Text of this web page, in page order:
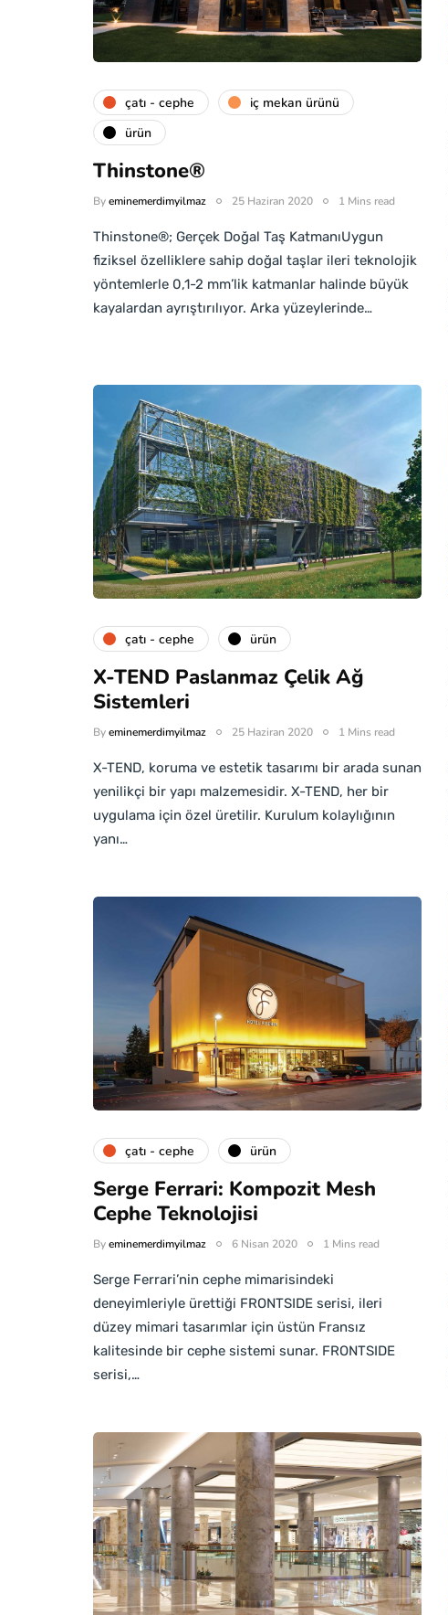
çatı - cephe
i̇ç mekan ürünü
ürün
Thinstone®
Byeminemerdimyilmaz 25 Haziran 2020 1 Mins read
Thinstone®; Gerçek Doğal Taş KatmanıUygun
fiziksel özelliklere sahip doğal taşlar ileri teknolojik
yöntemlerle 0,1-2 mm’lik katmanlar halinde büyük
kayalardan ayrıştırılıyor. Arka yüzeylerinde…
çatı - cephe ürün
X-TEND Paslanmaz Çelik Ağ
Sistemleri
Byeminemerdimyilmaz 25 Haziran 2020 1 Mins read
X-TEND, koruma ve estetik tasarımı bir arada sunan
yenilikçi bir yapı malzemesidir. X-TEND, her bir
uygulama için özel üretilir. Kurulum kolaylığının
yanı…
çatı - cephe ürün
Serge Ferrari: Kompozit Mesh
Cephe Teknolojisi
Byeminemerdimyilmaz 6 Nisan 2020 1 Mins read
Serge Ferrari’nin cephe mimarisindeki
deneyimleriyle ürettiği FRONTSIDE serisi, ileri
düzey mimari tasarımlar için üstün Fransız
kalitesinde bir cephe sistemi sunar. FRONTSIDE
serisi,…